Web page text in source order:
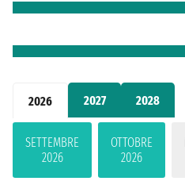
2026 2027 2028
SETTEMBRE
2026
OTTOBRE
2026